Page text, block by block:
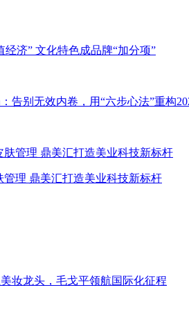
经济” 文化特色成品牌“加分项”
告别无效内卷，用“六步心法”重构
理 鼎美汇打造美业科技新标杆
妆龙头，毛戈平领航国际化征程